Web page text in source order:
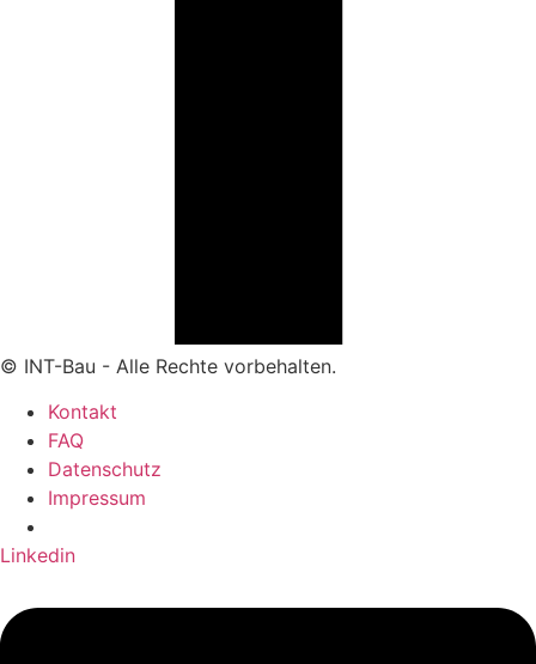
© INT-Bau - Alle Rechte vorbehalten.
Kontakt
FAQ
Datenschutz
Impressum
Linkedin